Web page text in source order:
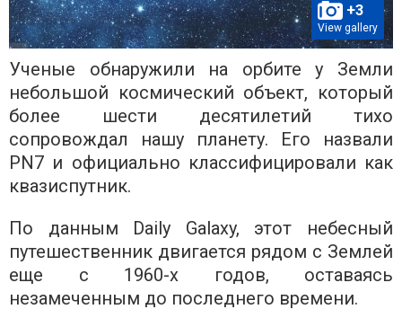
+3
View gallery
Ученые обнаружили на орбите у Земли
небольшой космический объект, который
более шести десятилетий тихо
сопровождал нашу планету. Его назвали
PN7 и официально классифицировали как
квазиспутник.
По данным Daily Galaxy, этот небесный
путешественник двигается рядом с Землей
еще с 1960-х годов, оставаясь
незамеченным до последнего времени.